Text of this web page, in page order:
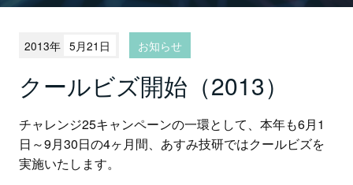
2013年 5月21日 お知らせ
クールビズ開始（2013）
チャレンジ25キャンペーンの一環として、本年も6月1
日～9月30日の4ヶ月間、あすみ技研ではクールビズを
実施いたします。